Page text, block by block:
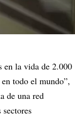
en la vida de 2.000
todo el mundo”,
de una red